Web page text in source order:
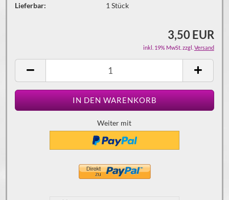
Lieferbar:
1 Stück
3,50 EUR
inkl. 19% MwSt. zzgl. Versand
Weiter mit